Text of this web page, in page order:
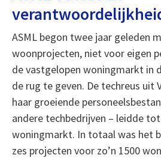
ASML begon twee jaar geleden
woonprojecten, niet voor eigen
de vastgelopen woningmarkt in
de rug te geven. De techreus uit
haar groeiende
andere techbedrijven – leidde
woningmarkt. In totaal was het
zes projecten voor zo’n 1500